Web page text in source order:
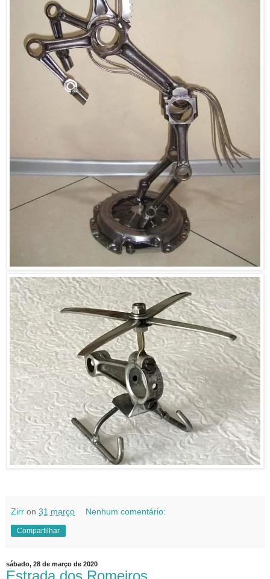
Zirr on 31 março Nenhum comentário:
Compartilhar
sábado, 28 de março de 2020